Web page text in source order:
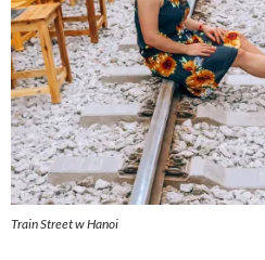
Train Street w Hanoi